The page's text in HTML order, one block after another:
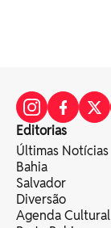
Editorias
Últimas Notícias
Bahia
Salvador
Diversão
Agenda Cultural